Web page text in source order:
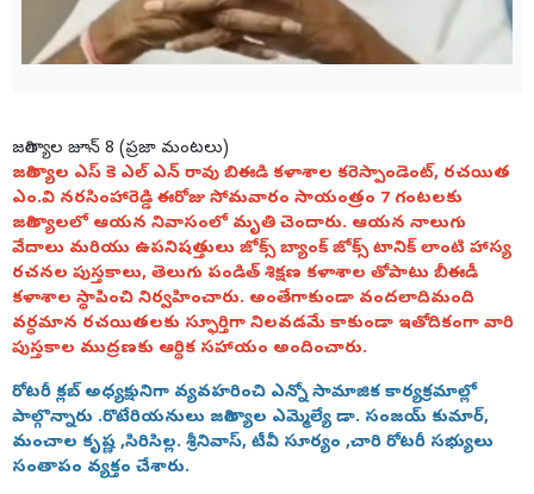
జగిత్యాల జూన్ 8 (ప్రజా మంటలు)
జగిత్యాల ఎస్ కె ఎల్ ఎన్ రావు బిఈడి కళాశాల కరెస్పాండెంట్, రచయిత
ఎం.వి నరసింహారెడ్డి ఈరోజు సోమవారం సాయంత్రం 7 గంటలకు
జగిత్యాలలో ఆయన నివాసంలో మృతి చెందారు. ఆయన నాలుగు
వేదాలు మరియు ఉపనిషత్తులు జోక్స్ బ్యాంక్ జోక్స్ టానిక్ లాంటి హాస్య
రచనల పుస్తకాలు, తెలుగు పండిత్ శిక్షణ కళాశాల తోపాటు బీఈడీ
కళాశాల స్థాపించి నిర్వహించారు. అంతేగాకుండా వందలాదిమంది
వర్ధమాన రచయితలకు స్ఫూర్తిగా నిలవడమే కాకుండా ఇతోదికంగా వారి
పుస్తకాల ముద్రణకు ఆర్థిక సహాయం అందించారు.
రోటరీ క్లబ్ అధ్యక్షునిగా వ్యవహరించి ఎన్నో సామాజిక కార్యక్రమాల్లో
పాల్గొన్నారు .రొటేరియనులు జగిత్యాల ఎమ్మెల్యే డా. సంజయ్ కుమార్,
మంచాల కృష్ణ ,సిరిసిల్ల. శ్రీనివాస్, టీవీ సూర్యం ,చారి రోటరీ సభ్యులు
సంతాపం వ్యక్తం చేశారు.